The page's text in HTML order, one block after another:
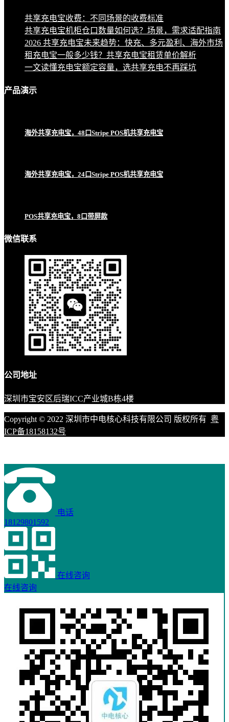
共享充电宝收费：不同场景的收费标准
共享充电宝机柜仓口数量如何选？场景，需求适配指南
2026 共享充电宝未来趋势：快充、多元盈利、海外市场
租充电宝一般多少钱？共享充电宝租赁单价解析
一文读懂充电宝额定容量，选共享充电不再踩坑
产品演示
海外共享充电宝，48口Stripe POS机共享充电宝
海外共享充电宝，24口Stripe POS机共享充电宝
POS共享充电宝，8口带屏款
微信联系
公司地址
深圳市宝安区后瑞ICC产业城B栋4楼
Copyright © 2022 深圳市中电核心科技有限公司 版权所有 粤
ICP备18158132号
电话
18129801592
在线咨询
在线咨询